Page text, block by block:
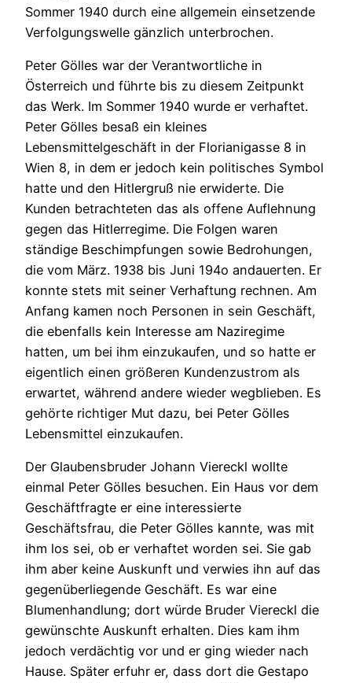
Sommer 1940 durch eine allgemein einsetzende
Verfolgungswelle gänzlich unterbrochen.
Peter Gölles war der Verantwortliche in
Österreich und führte bis zu diesem Zeitpunkt
das Werk. Im Sommer 1940 wurde er verhaftet.
Peter Gölles besaß ein kleines
Lebensmittelgeschäft in der Florianigasse 8 in
Wien 8, in dem er jedoch kein politisches Symbol
hatte und den Hitlergruß nie erwiderte. Die
Kunden betrachteten das als offene Auflehnung
gegen das Hitlerregime. Die Folgen waren
ständige Beschimpfungen sowie Bedrohungen,
die vom März. 1938 bis Juni 194o andauerten. Er
konnte stets mit seiner Verhaftung rechnen. Am
Anfang kamen noch Personen in sein Geschäft,
die ebenfalls kein Interesse am Naziregime
hatten, um bei ihm einzukaufen, und so hatte er
eigentlich einen größeren Kundenzustrom als
erwartet, während andere wieder wegblieben. Es
gehörte richtiger Mut dazu, bei Peter Gölles
Lebensmittel einzukaufen.
Der Glaubensbruder Johann Viereckl wollte
einmal Peter Gölles besuchen. Ein Haus vor dem
Geschäftfragte er eine interessierte
Geschäftsfrau, die Peter Gölles kannte, was mit
ihm los sei, ob er verhaftet worden sei. Sie gab
ihm aber keine Auskunft und verwies ihn auf das
gegenüberliegende Geschäft. Es war eine
Blumenhandlung; dort würde Bruder Viereckl die
gewünschte Auskunft erhalten. Dies kam ihm
jedoch verdächtig vor und er ging wieder nach
Hause. Später erfuhr er, dass dort die Gestapo